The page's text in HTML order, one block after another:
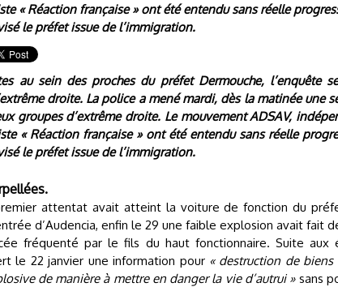
« Réaction française » ont été entendu sans réelle
le préfet issue de l’immigration.
au sein des proches du préfet Dermouche, l’enquête
droite. La police a mené mardi, dès la matinée une
groupes d’extrême droite. Le mouvement ADSAV,
« Réaction française » ont été entendu sans réelle
le préfet issue de l’immigration.
attentat avait atteint la voiture de fonction du
d’Audencia, enfin le 29 une faible explosion avait fait
fréquenté par le fils du haut fonctionnaire. Suite aux
le 22 janvier une information pour « destruction de biens
de manière à mettre en danger la vie d’autrui »sans